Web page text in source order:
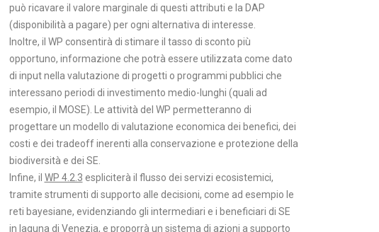
può ricavare il valore marginale di questi attributi e la DAP
(disponibilità a pagare) per ogni alternativa di interesse.
Inoltre, il WP consentirà di stimare il tasso di sconto più
opportuno, informazione che potrà essere utilizzata come dato
di input nella valutazione di progetti o programmi pubblici che
interessano periodi di investimento medio-lunghi (quali ad
esempio, il MOSE). Le attività del WP permetteranno di
progettare un modello di valutazione economica dei benefici, dei
costi e dei tradeoff inerenti alla conservazione e protezione della
biodiversità e dei SE.
Infine, il WP 4.2.3 espliciterà il flusso dei servizi ecosistemici,
tramite strumenti di supporto alle decisioni, come ad esempio le
reti bayesiane, evidenziando gli intermediari e i beneficiari di SE
in laguna di Venezia, e proporrà un sistema di azioni a supporto